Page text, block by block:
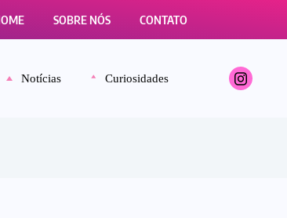
SOBRE NÓS CONTATO
Notícias Curiosidades